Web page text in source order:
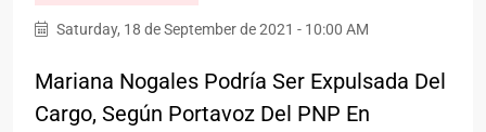
Saturday, 18 de September de 2021 - 10:00 AM
Mariana Nogales Podría Ser Expulsada Del
Cargo, Según Portavoz Del PNP En